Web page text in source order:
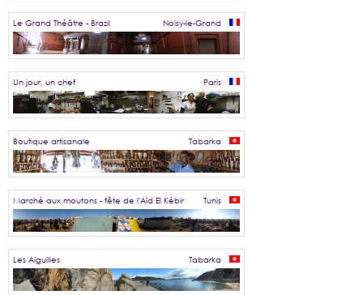
Le Grand Théâtre - Brazil Noisy-le-Grand
Un jour, un chef Paris
Boutique artisanale Tabarka
Marché aux moutons - fête de l'Aïd El Kébir Tunis
Les Aiguilles Tabarka